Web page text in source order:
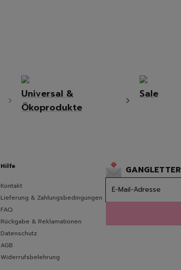
Universal &
Ökoprodukte
Sale
GANGLETTER
Hilfe
Kontakt
Lieferung & Zahlungsbedingungen
FAQ
Rückgabe & Reklamationen
Datenschutz
AGB
Widerrufsbelehrung